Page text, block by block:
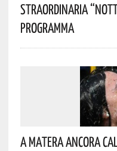
Straordinaria
Programma
A Matera Ancora